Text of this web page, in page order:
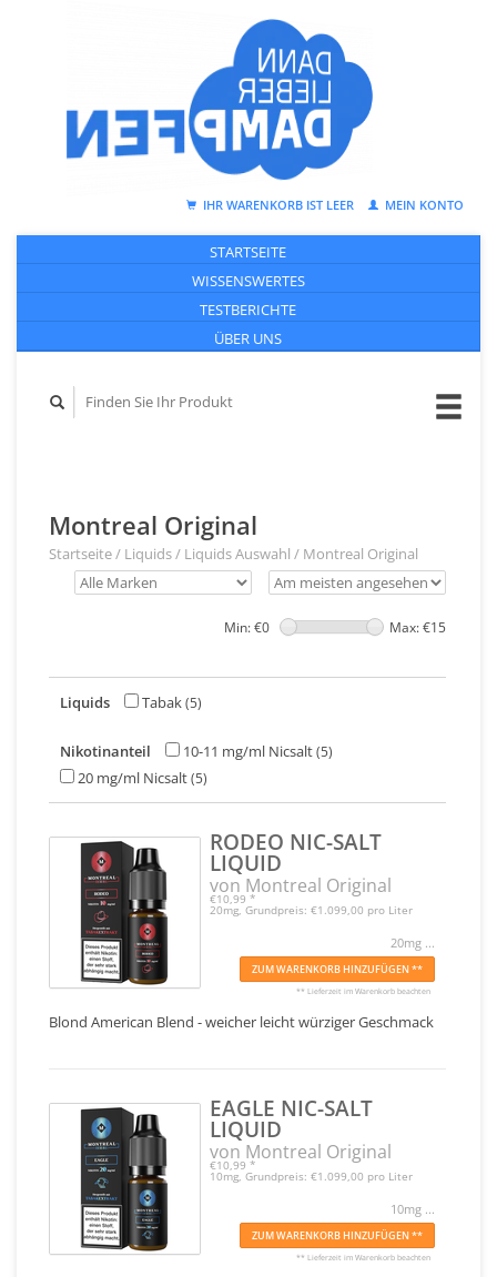
IHR WARENKORB IST LEER MEIN KONTO
STARTSEITE
WISSENSWERTES
TESTBERICHTE
ÜBER UNS
Montreal Original
Startseite/ Liquids/ Liquids Auswahl / Montreal Original
Min: €0 Max: €15
Liquids Tabak(5)
Nikotinanteil 10-11 mg/ml Nicsalt(5)
20 mg/ml Nicsalt(5)
RODEO NIC-SALT
LIQUID
von Montreal Original
€10,99 *
20mg, Grundpreis: €1.099,00 pro Liter
20mg ...
ZUM WARENKORB HINZUFÜGEN **
** Lieferzeit im Warenkorb beachten
Blond American Blend - weicher leicht würziger Geschmack
EAGLE NIC-SALT
LIQUID
von Montreal Original
€10,99 *
10mg, Grundpreis: €1.099,00 pro Liter
10mg ...
ZUM WARENKORB HINZUFÜGEN **
** Lieferzeit im Warenkorb beachten